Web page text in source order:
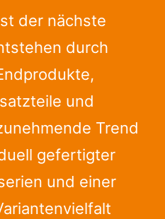
der nächste
durch
und
Trend
gefertigter
und einer